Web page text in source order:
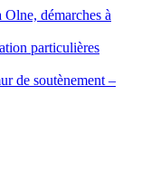
démarches à
particulières
de soutènement –